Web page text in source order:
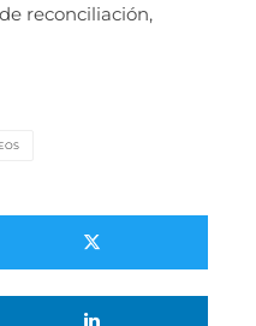
reconciliación,